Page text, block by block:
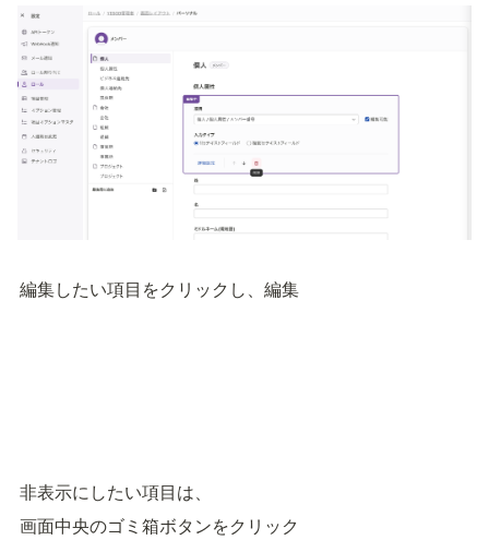
編集したい項目をクリックし、編集
非表示にしたい項目は、
画面中央のゴミ箱ボタンをクリック